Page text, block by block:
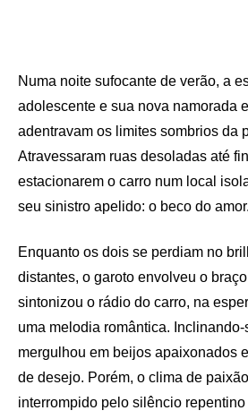
Numa noite sufocante de verão, a
adolescente e sua nova namorada
adentravam os limites sombrios da
Atravessaram ruas desoladas até
estacionarem o carro num local
seu sinistro apelido: o beco do amor.
Enquanto os dois se perdiam no
distantes, o garoto envolveu o
sintonizou o rádio do carro, na
uma melodia romântica. Inclinando-
mergulhou em beijos apaixonados
de desejo. Porém, o clima de
interrompido pelo silêncio